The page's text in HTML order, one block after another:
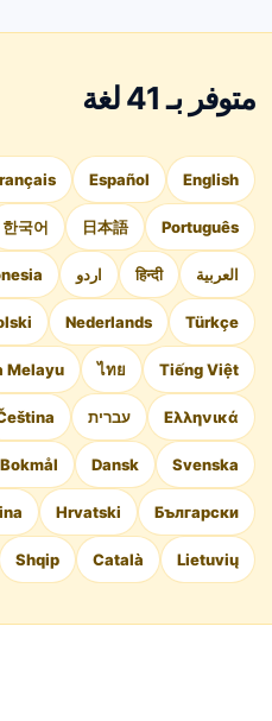
متوفر بـ 41 لغة
English
Español
Português
日本語
한국어
العربية हिन्दी اردو
Türkçe
Nederlands
Tiếng Việt
ไทย
Melayu
Ελληνικά עברית
Svenska
Dansk
Български
Hrvatski
Lietuvių
Català
Shqip